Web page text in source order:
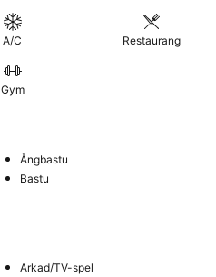
A/C Restaurang
Gym
Ångbastu
Bastu
Arkad/TV-spel